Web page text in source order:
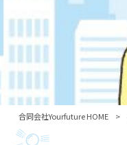
合同会社Yourfuture HOME >